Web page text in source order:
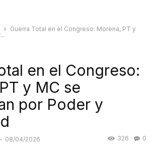
Guerra Total en el Congreso: Morena, PT y
en el Congreso:
y MC se
por Poder y
- 08/04/2026 0
326